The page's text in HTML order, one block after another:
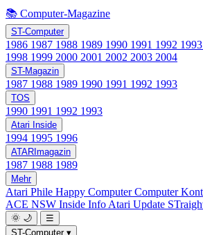
📚 Computer-Magazine
ST-Computer
1986 1987 1988 1989 1990 1991 1992 1993
1998 1999 2000 2001 2002 2003 2004
ST-Magazin
1987 1988 1989 1990 1991 1992 1993
TOS
1990 1991 1992 1993
Atari Inside
1994 1995 1996
ATARImagazin
1987 1988 1989
Mehr
Atari Phile Happy ComputerComputer
ACE NSW Inside Info Atari Update
🌞 🌙
☰
ST-Computer ▾